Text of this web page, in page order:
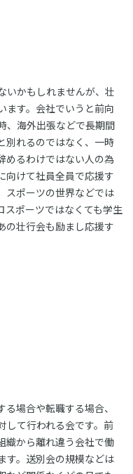
いかもしれませんが、壮
ます。会社でいうと前向
、海外出張などで長期間
別れるのではなく、一時
めるわけではない人の為
向けて社員全員で応援す
スポーツの世界などでは
スポーツではなくても学生
の壮行会も励まし応援す
場合や転職する場合、
して行われる会です。前
織から離れ違う会社で働
す。送別会の規模などは